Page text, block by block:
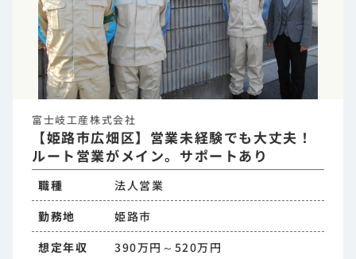
富士岐工産株式会社
【姫路市広畑区】営業未経験でも大丈夫！
ルート営業がメイン。サポートあり
職種
法人営業
勤務地
姫路市
想定年収
390万円～520万円